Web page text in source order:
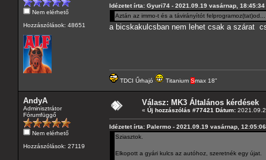
Nem elérhető
Hozzászólások: 48651
Idézetet írta: Gyuri74 - 2021.09.19 vasárnap, 18:45:34
Aztán az immo-t és a távirányítót felprogramoz(tat)od...
a bicskakulcsban nem lehet csak a szárat
TDCI Űrhajó Titanium Smax 18"
AndyA
Adminisztrátor
Fórumfüggő
Nem elérhető
Hozzászólások: 27119
Válasz: MK3 Általános kérdések
« Új hozzászólás #77421 Dátum:
Idézetet írta: Palermo - 2021.09.19 vasárnap, 12:05:06
Sziasztok.
Elkopott a gyári kulcs az autóhoz, szeretnék egy újat.